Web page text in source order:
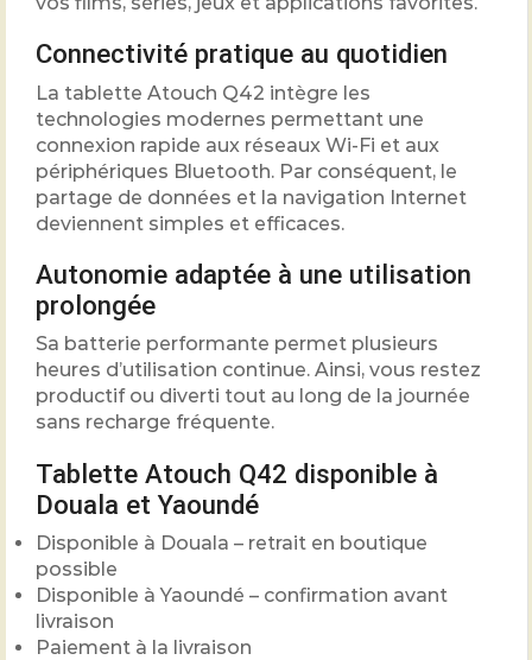
Connectivité pratique au quotidien
La tablette Atouch Q42 intègre les
technologies modernes permettant une
connexion rapide aux réseaux Wi-Fi et aux
périphériques Bluetooth. Par conséquent, le
partage de données et la navigation Internet
deviennent simples et efficaces.
Autonomie adaptée à une utilisation
prolongée
Sa batterie performante permet plusieurs
heures d’utilisation continue. Ainsi, vous restez
productif ou diverti tout au long de la journée
sans recharge fréquente.
Tablette Atouch Q42 disponible à
Douala et Yaoundé
Disponible à Douala – retrait en boutique
possible
Disponible à Yaoundé – confirmation avant
livraison
Paiement à la livraison